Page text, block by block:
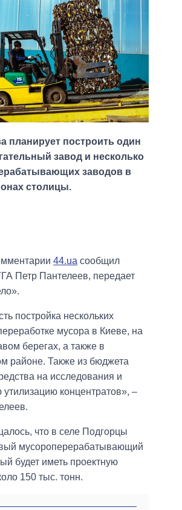
планирует построить один
завод и несколько
заводов в
столицы.
44.ua сообщил
Петр Пантелеев, передает
постройка нескольких
мусора в Киеве, на
берегах, а также в
районе. Также из бюджета
на исследования и
концентратов», –
что в селе Подгорцы
мусороперерабатывающий
будет иметь проектную
150 тыс. тонн.